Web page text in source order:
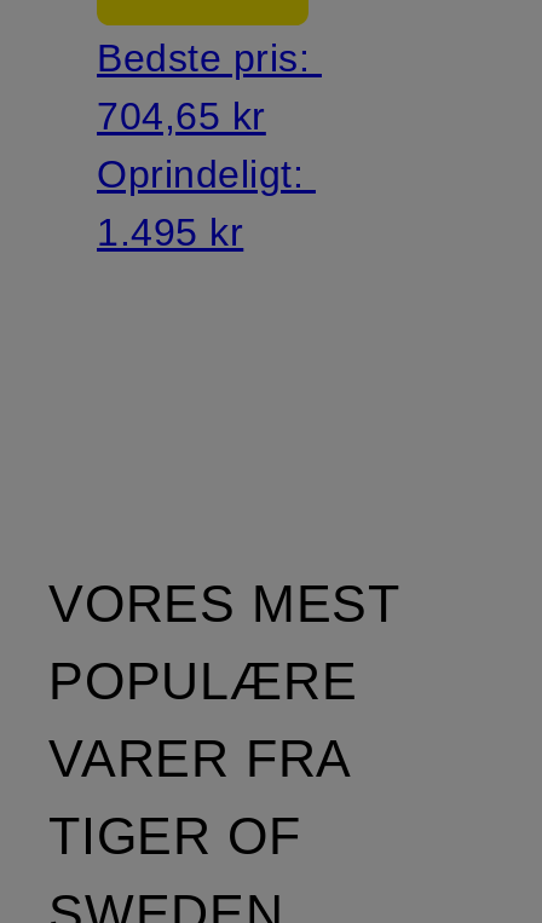
Bedste pris:
704,65 kr
Oprindeligt:
1.495 kr
VORES MEST
POPULÆRE
VARER FRA
TIGER OF